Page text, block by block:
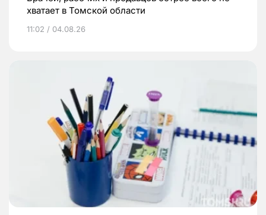
хватает в Томской области
11:02 / 04.08.26